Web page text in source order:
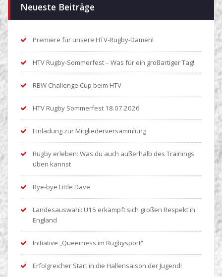
Neueste Beiträge
Premiere für unsere HTV-Rugby-Damen!
HTV Rugby-Sommerfest – Was für ein großartiger Tag!
RBW Challenge Cup beim HTV
HTV Rugby Sommerfest 18.07.2026
Einladung zur Mitgliederversammlung
Rugby erleben: Was du auch außerhalb des Trainings
üben kannst
Bye-bye Little Dave
Landesauswahl: U15 erkämpft sich großen Respekt in
England
Initiative „Queerness im Rugbysport“
Erfolgreicher Start in die Hallensaison der Jugend!